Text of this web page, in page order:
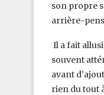
son propre
arrière-
Il a fait
souvent
avant
rien du tout